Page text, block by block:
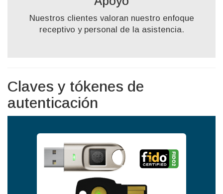
Nuestros clientes valoran nuestro enfoque
receptivo y personal de la asistencia.
Claves y tókenes de
autenticación